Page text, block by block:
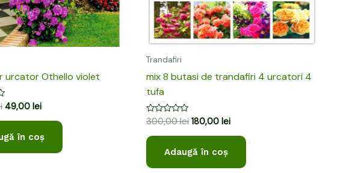
urcator Othello violet
49,00 lei
în coș
Trandafiri
mix 8 butasi de trandafiri 4 urcatori 4
tufa
Evaluat
0
din
300,00lei 180,00 lei
Adaugă în coș